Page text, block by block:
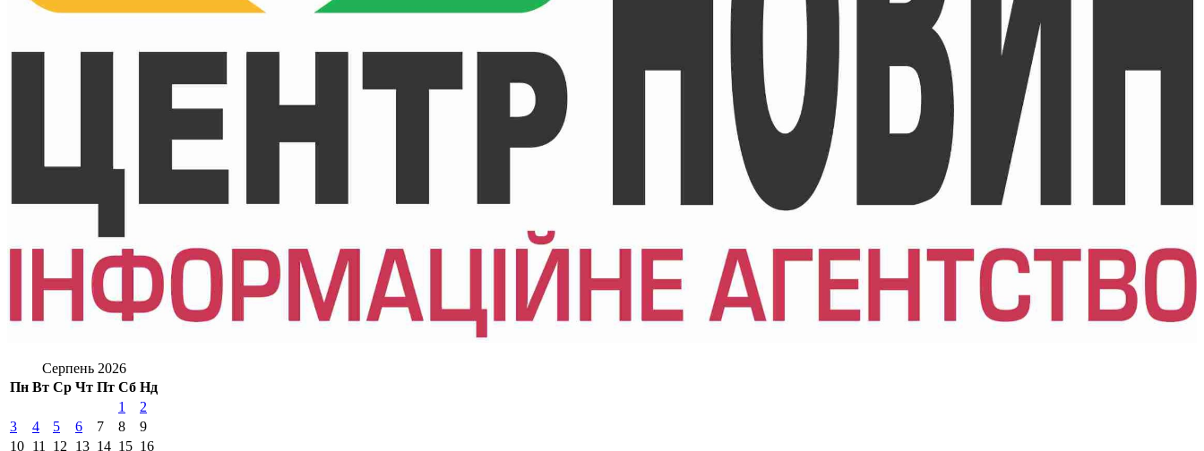
Серпень 2026
Пн Вт Ср Чт Пт Сб Нд
1
2
3
4 5 6 7 8
9
10 11 12 13 14 15 16